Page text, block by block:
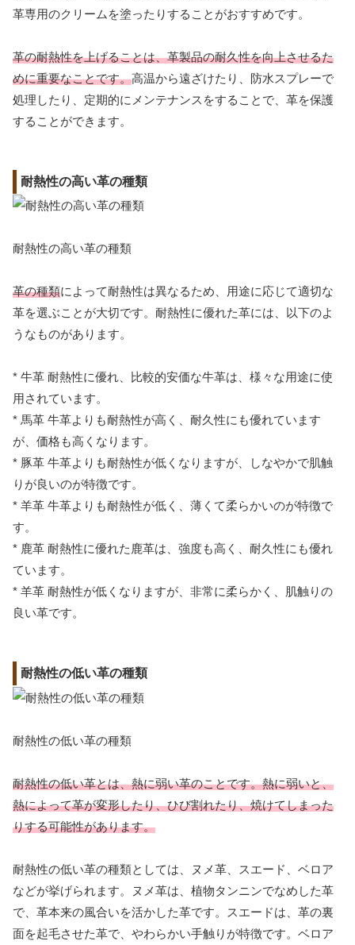
革専用のクリームを塗ったりすることがおすすめです。
革の耐熱性を上げることは、革製品の耐久性を向上させるた
めに重要なことです。高温から遠ざけたり、防水スプレーで
処理したり、定期的にメンテナンスをすることで、革を保護
することができます。
耐熱性の高い革の種類
耐熱性の高い革の種類
革の種類によって耐熱性は異なるため、用途に応じて適切な
革を選ぶことが大切です。耐熱性に優れた革には、以下のよ
うなものがあります。
* 牛革 耐熱性に優れ、比較的安価な牛革は、様々な用途に使
用されています。
* 馬革 牛革よりも耐熱性が高く、耐久性にも優れています
が、価格も高くなります。
* 豚革 牛革よりも耐熱性が低くなりますが、しなやかで肌触
りが良いのが特徴です。
* 羊革 牛革よりも耐熱性が低く、薄くて柔らかいのが特徴で
す。
* 鹿革 耐熱性に優れた鹿革は、強度も高く、耐久性にも優れ
ています。
* 羊革 耐熱性が低くなりますが、非常に柔らかく、肌触りの
良い革です。
耐熱性の低い革の種類
耐熱性の低い革の種類
耐熱性の低い革とは、熱に弱い革のことです。熱に弱いと、
熱によって革が変形したり、ひび割れたり、焼けてしまった
りする可能性があります。
耐熱性の低い革の種類としては、ヌメ革、スエード、ベロア
などが挙げられます。ヌメ革は、植物タンニンでなめした革
で、革本来の風合いを活かした革です。スエードは、革の裏
面を起毛させた革で、やわらかい手触りが特徴です。ベロア